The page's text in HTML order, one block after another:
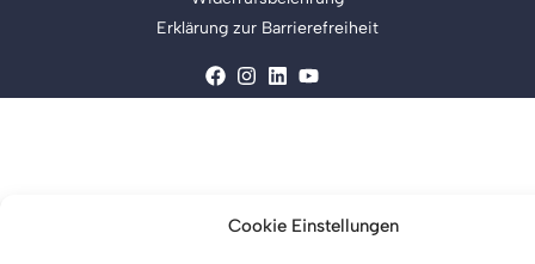
Cookie Einstellungen
Erklärung zur Barrierefreiheit